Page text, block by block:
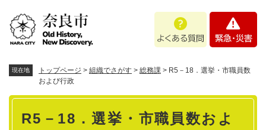
あ
問
・
現在地 トップページ > 組織でさがす > 総務課 > R5－18．選挙・市職員数
および行政
本
R5－18．選挙・市職員数およ